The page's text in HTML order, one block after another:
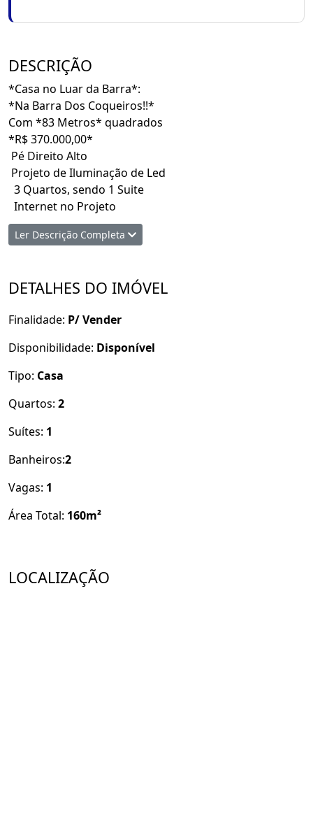
DESCRIÇÃO
*Casa no Luar da Barra*:
*Na Barra Dos Coqueiros!!*
Com *83 Metros* quadrados
*R$ 370.000,00*
Pé Direito Alto
Projeto de Iluminação de Led
3 Quartos, sendo 1 Suite
Internet no Projeto
Preparação para Ar Condicionado nos quartos e Sala
Piso Porcelanato 90 X 90
entrega 180 DIAS!!*
Solicite mais informações !
Ler Descrição Completa
DETALHES DO IMÓVEL
Finalidade: P/ Vender
Disponibilidade: Disponível
Tipo: Casa
Quartos: 2
Suítes: 1
Banheiros:2
Vagas: 1
Área Total: 160m²
LOCALIZAÇÃO